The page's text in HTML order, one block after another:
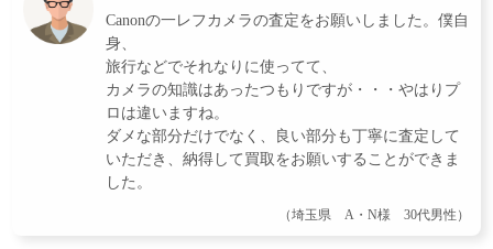
Canonの一レフカメラの査定をお願いしました。僕自
身、
旅行などでそれなりに使ってて、
カメラの知識はあったつもりですが・・・やはりプ
ロは違いますね。
ダメな部分だけでなく、良い部分も丁寧に査定して
いただき、納得して買取をお願いすることができま
した。
（埼玉県 A・N様 30代男性）